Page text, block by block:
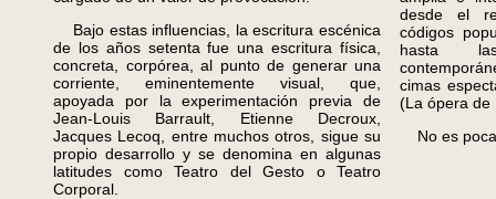
Bajo estas influencias, la escritura escénica
de los años setenta fue una escritura física,
concreta, corpórea, al punto de generar una
corriente, eminentemente visual, que,
apoyada por la experimentación previa de
Jean-Louis Barrault, Etienne Decroux,
Jacques Lecoq, entre muchos otros, sigue su
propio desarrollo y se denomina en algunas
latitudes como Teatro del Gesto o Teatro
Corporal.
desde el
códigos
hasta
cimas
(La ópera
No es